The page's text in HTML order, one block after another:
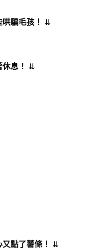
哄騙毛孩 ！ ⇊
休息 ！ ⇊
又點了薯條 ！ ⇊